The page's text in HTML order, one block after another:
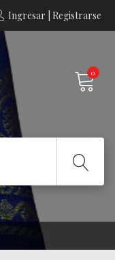
Ingresar | Registrarse
0